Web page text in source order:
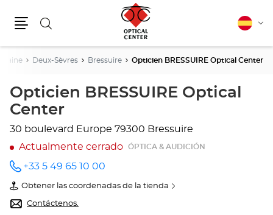
Buscar Español
Deux-Sèvres Bressuire Opticien BRESSUIRE Optical Center
Opticien BRESSUIRE Optical
Center
30 boulevard Europe 79300 Bressuire
Actualmente cerrado
ÓPTICA & AUDICIÓN
número
de
teléfono
+33 5 49 65 10 00
Obtener las coordenadas de la tienda
de
Opticien
BRESSUIRE
Contáctenos.